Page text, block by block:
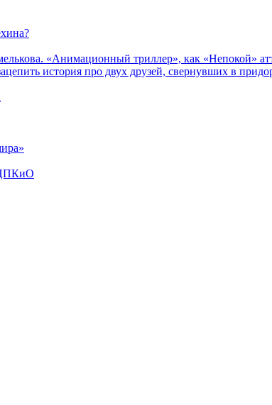
«Анимационный триллер», как «Непокой»
история про двух друзей, свернувших в
ЦПКиО